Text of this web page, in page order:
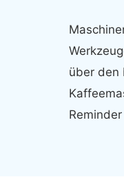
über den
Reminder